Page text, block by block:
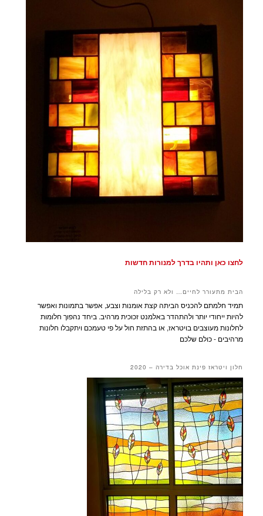
לחצו כאן ותהיו בדרך למנורות חדשות
הבית מתעורר לחיים… ולא רק בלילה
תמיד חלמתם להכניס הביתה קצת אומנות וצבע, אפשר בתמונות ואפשר
להיות ייחודי יותר ולהתהדר באלמנט זכוכית מרהיב. ביחד נהפוך חלומות
לחלונות מעוצבים בויטראז, או בהתזת חול על פי טעמכם ויתקבלו חלונות
מרהיבים - כולם שלכם
חלון ויטראז פינת אוכל בדירה – 2020